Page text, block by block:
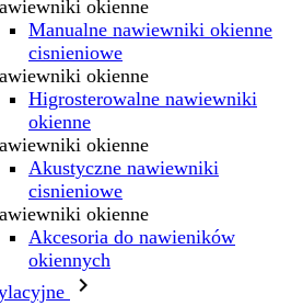
okienne
Manualne nawiewniki okienne
cisnieniowe
okienne
Higrosterowalne nawiewniki
okienne
okienne
Akustyczne nawiewniki
cisnieniowe
okienne
Akcesoria do nawieników
okiennych
